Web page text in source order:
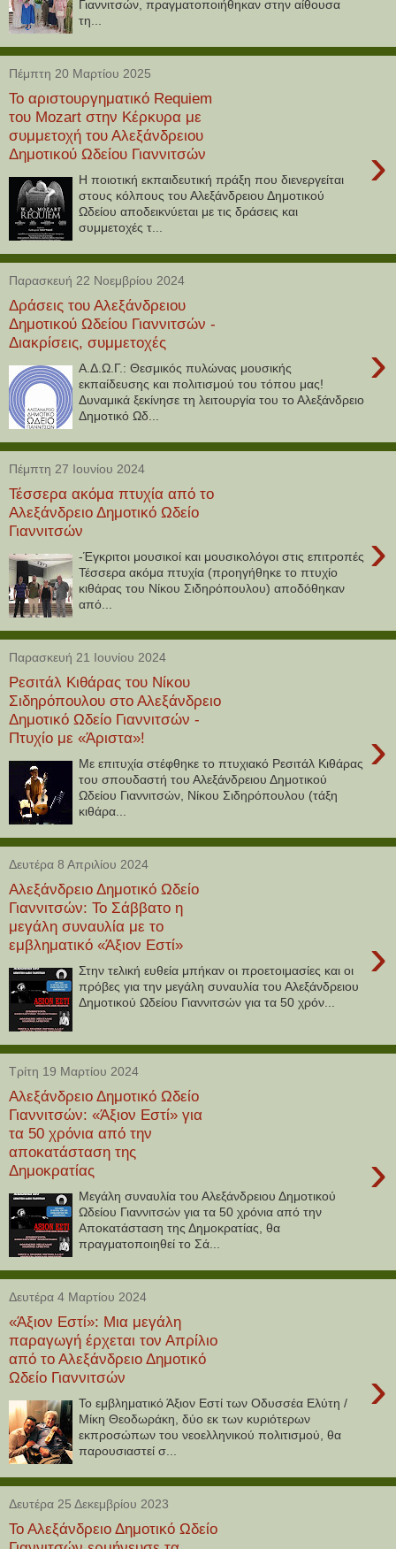
Γιαννιτσών, πραγματοποιήθηκαν στην αίθουσα
τη...
Πέμπτη 20 Μαρτίου 2025
Το αριστουργηματικό Requiem
του Mozart στην Κέρκυρα με
συμμετοχή του Αλεξάνδρειου
Δημοτικού Ωδείου Γιαννιτσών
›
H ποιοτική εκπαιδευτική πράξη που διενεργείται
στους κόλπους του Αλεξάνδρειου Δημοτικού
Ωδείου αποδεικνύεται με τις δράσεις και
συμμετοχές τ...
Παρασκευή 22 Νοεμβρίου 2024
Δράσεις του Αλεξάνδρειου
Δημοτικού Ωδείου Γιαννιτσών -
Διακρίσεις, συμμετοχές
›
Α.Δ.Ω.Γ.: Θεσμικός πυλώνας μουσικής
εκπαίδευσης και πολιτισμού του τόπου μας!
Δυναμικά ξεκίνησε τη λειτουργία του το Αλεξάνδρειο
Δημοτικό Ωδ...
Πέμπτη 27 Ιουνίου 2024
Τέσσερα ακόμα πτυχία από το
Αλεξάνδρειο Δημοτικό Ωδείο
Γιαννιτσών
›
-Έγκριτοι μουσικοί και μουσικολόγοι στις επιτροπές
Τέσσερα ακόμα πτυχία (προηγήθηκε το πτυχίο
κιθάρας του Νίκου Σιδηρόπουλου) αποδόθηκαν
από...
Παρασκευή 21 Ιουνίου 2024
Ρεσιτάλ Κιθάρας του Νίκου
Σιδηρόπουλου στο Αλεξάνδρειο
Δημοτικό Ωδείο Γιαννιτσών -
Πτυχίο με «Άριστα»!
›
Με επιτυχία στέφθηκε το πτυχιακό Ρεσιτάλ Κιθάρας
του σπουδαστή του Αλεξάνδρειου Δημοτικού
Ωδείου Γιαννιτσών, Νίκου Σιδηρόπουλου (τάξη
κιθάρα...
Δευτέρα 8 Απριλίου 2024
Αλεξάνδρειο Δημοτικό Ωδείο
Γιαννιτσών: Το Σάββατο η
μεγάλη συναυλία με το
εμβληματικό «Άξιον Εστί»
›
Στην τελική ευθεία μπήκαν οι προετοιμασίες και οι
πρόβες για την μεγάλη συναυλία του Αλεξάνδρειου
Δημοτικού Ωδείου Γιαννιτσών για τα 50 χρόν...
Τρίτη 19 Μαρτίου 2024
Αλεξάνδρειο Δημοτικό Ωδείο
Γιαννιτσών: «Άξιον Εστί» για
τα 50 χρόνια από την
αποκατάσταση της
Δημοκρατίας
›
Μεγάλη συναυλία του Αλεξάνδρειου Δημοτικού
Ωδείου Γιαννιτσών για τα 50 χρόνια από την
Αποκατάσταση της Δημοκρατίας, θα
πραγματοποιηθεί το Σά...
Δευτέρα 4 Μαρτίου 2024
«Άξιον Εστί»: Μια μεγάλη
παραγωγή έρχεται τον Απρίλιο
από το Αλεξάνδρειο Δημοτικό
Ωδείο Γιαννιτσών
›
Το εμβληματικό Άξιον Εστί των Οδυσσέα Ελύτη /
Μίκη Θεοδωράκη, δύο εκ των κυριότερων
εκπροσώπων του νεοελληνικού πολιτισμού, θα
παρουσιαστεί σ...
Δευτέρα 25 Δεκεμβρίου 2023
Το Αλεξάνδρειο Δημοτικό Ωδείο